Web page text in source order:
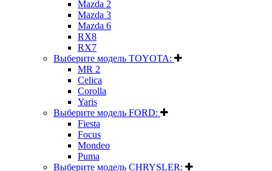
Mazda 2
Mazda 3
Mazda 6
RX8
RX7
Выберите модель TOYOTA:
MR 2
Celica
Corolla
Yaris
Выберите модель FORD:
Fiesta
Focus
Mondeo
Puma
Выберите модель CHRYSLER: